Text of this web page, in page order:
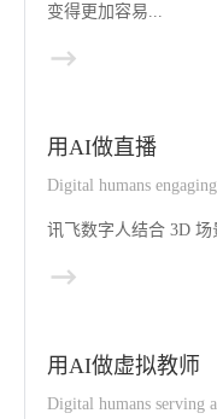
变得更加容易...
用AI做直播
Digital humans
讯飞数字人结合 3D 场
用AI做虚拟教师
Digital humans serving